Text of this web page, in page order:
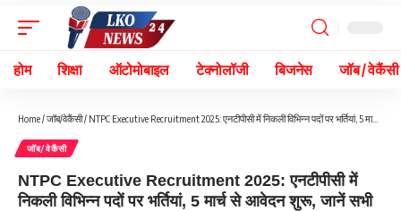
होम शिक्षा ऑटोमोबाइल टेक्नोलॉजी बिजनेस जॉब / वेकैंसी
Home/जॉब/वेकैंसी/ NTPC Executive Recruitment 2025: एनटीपीसी में निकली विभिन्न पदों पर भर्तियां, 5 मार्च से आवेदन शुरू, जानें सभी डिटेल
जॉब/वेकैंसी
NTPC Executive Recruitment 2025: एनटीपीसी में
निकली विभिन्न पदों पर भर्तियां, 5 मार्च से आवेदन शुरू, जानें सभी